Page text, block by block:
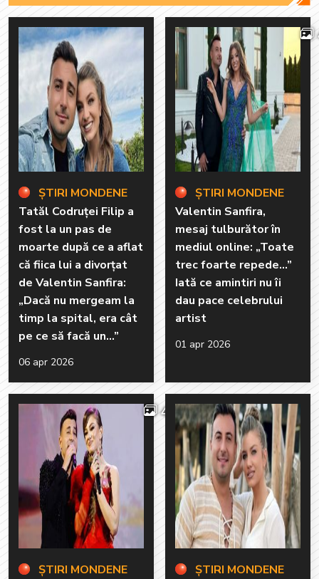
ȘTIRI MONDENE
Tatăl Codruței Filip a
fost la un pas de
moarte după ce a aflat
că fiica lui a divorțat
de Valentin Sanfira:
„Dacă nu mergeam la
timp la spital, era cât
pe ce să facă un...”
06 apr 2026
ȘTIRI MONDENE
Valentin Sanfira,
mesaj tulburător în
mediul online: „Toate
trec foarte repede...”
Iată ce amintiri nu îi
dau pace celebrului
artist
01 apr 2026
4
ȘTIRI MONDENE
ȘTIRI MONDENE